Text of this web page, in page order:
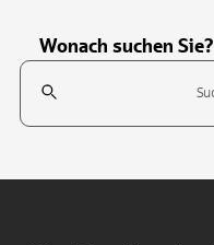
Wonach suchen Sie?
Suchfeld